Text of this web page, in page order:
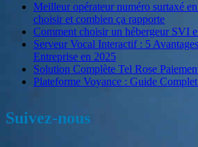
Meilleur opérateur numéro surtaxé
choisir et combien ça rapporte
Comment choisir un hébergeur SVI
Serveur Vocal Interactif : 5
Entreprise en 2025
Solution Complète Tel Rose
Plateforme Voyance : Guide
Suivez-nous